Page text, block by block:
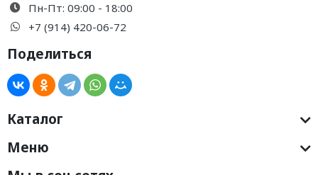
Пн-Пт: 09:00 - 18:00
+7 (914) 420-06-72
Поделиться
Каталог
Меню